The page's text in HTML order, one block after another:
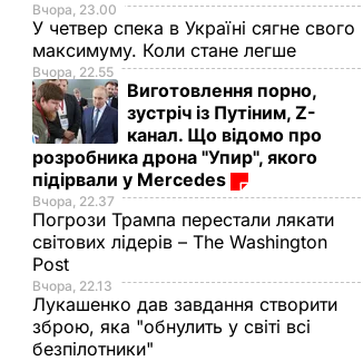
Вчора, 23.00
У четвер спека в Україні сягне свого
максимуму. Коли стане легше
Вчора, 22.55
Виготовлення порно,
зустріч із Путіним, Z-
канал. Що відомо про
розробника дрона "Упир", якого
підірвали у Mercedes
Вчора, 22.37
Погрози Трампа перестали лякати
світових лідерів – The Washington
Post
Вчора, 22.13
Лукашенко дав завдання створити
зброю, яка "обнулить у світі всі
безпілотники"